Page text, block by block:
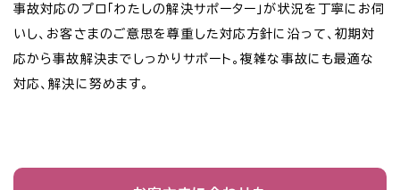
事故対応のプロ「わたしの解決サポーター」が状況を丁寧にお伺
いし、お客さまのご意思を尊重した対応方針に沿って、初期対
応から事故解決までしっかりサポート。複雑な事故にも最適な
対応、解決に努めます。